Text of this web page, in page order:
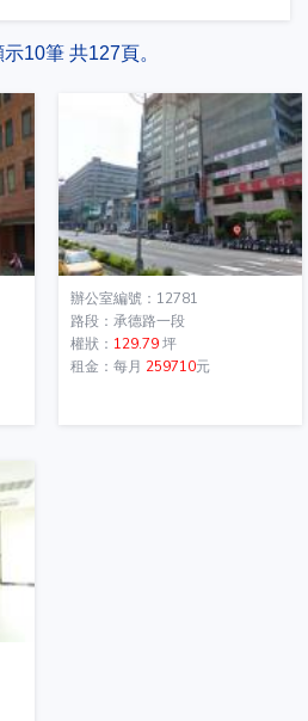
10筆 共127頁。
辦公室編號：12781
路段：承德路一段
權狀： 129.79坪
租金：每月 259710元